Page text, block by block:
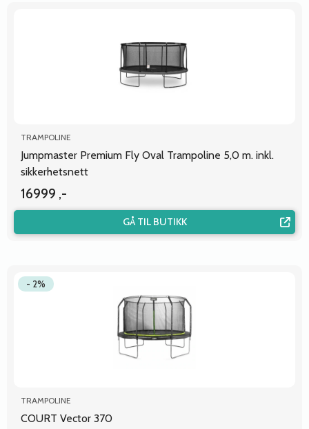
TRAMPOLINE
Jumpmaster Premium Fly Oval Trampoline 5,0 m. inkl.
sikkerhetsnett
16999 ,-
GÅ TIL BUTIKK
- 2%
TRAMPOLINE
COURT Vector 370